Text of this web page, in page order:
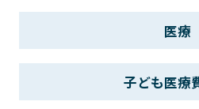
医療
子ども医療